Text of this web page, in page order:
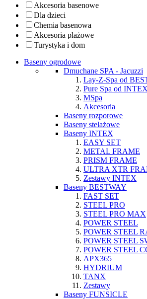
Akcesoria basenowe
Dla dzieci
Chemia basenowa
Akcesoria plażowe
Turystyka i dom
Baseny ogrodowe
Dmuchane SPA - Jacuzzi
Lay-Z-Spa od
Pure Spa od INTEX
MSpa
Akcesoria
Baseny rozporowe
Baseny stelażowe
Baseny INTEX
EASY SET
METAL FRAME
PRISM FRAME
ULTRA XTR
Zestawy INTEX
Baseny BESTWAY
FAST SET
STEEL PRO
STEEL PRO MAX
POWER STEEL
POWER STEEL
POWER STEEL
POWER STEEL
APX365
HYDRIUM
TANX
Zestawy
Baseny FUNSICLE